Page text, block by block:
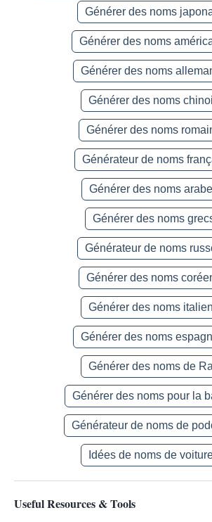
Générer des noms
Générer des noms
Générer des noms
Générer des noms
Générer des noms
Générateur de noms
Générer des noms
Générer des noms
Générateur de noms
Générer des noms
Générer des noms
Générer des noms
Générer des noms de
Générer des noms pour la
Générateur de noms de
Idées de noms de
Useful Resources & Tools